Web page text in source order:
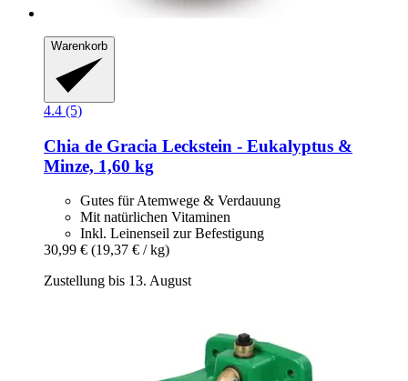
Warenkorb
4.4 (5)
Chia de Gracia Leckstein -​ Eukalyptus &
Minze, 1,60 kg
Gutes für Atemwege & Verdauung
Mit natürlichen Vitaminen
Inkl. Leinenseil zur Befestigung
30,99 € (19,37 € / kg)
Zustellung bis 13. August